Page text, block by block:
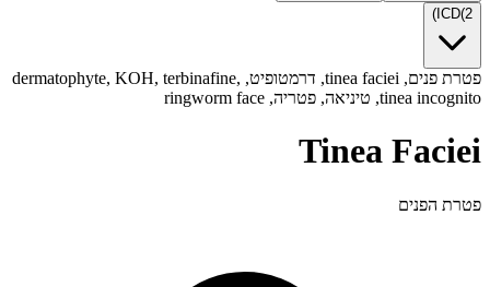
ICD(2
)
פטרת פנים, tinea faciei, דרמטופיט, dermatophyte, KOH, terbinafine,
tinea incognito, טיניאה, פטריה, ringworm face
Tinea Faciei
פטרת הפנים